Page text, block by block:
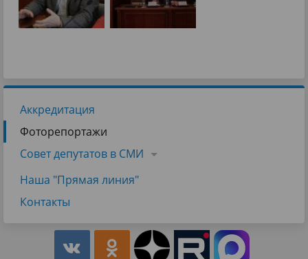
Аккредитация
Фоторепортажи
Совет депутатов в СМИ
Наша "Прямая линия"
Контакты